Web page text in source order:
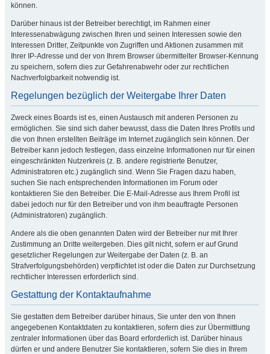
können.
Darüber hinaus ist der Betreiber berechtigt, im Rahmen einer
Interessenabwägung zwischen Ihren und seinen Interessen sowie den
Interessen Dritter, Zeitpunkte von Zugriffen und Aktionen zusammen mit
Ihrer IP-Adresse und der von Ihrem Browser übermittelter Browser-Kennung
zu speichern, sofern dies zur Gefahrenabwehr oder zur rechtlichen
Nachverfolgbarkeit notwendig ist.
Regelungen bezüglich der Weitergabe Ihrer Daten
Zweck eines Boards ist es, einen Austausch mit anderen Personen zu
ermöglichen. Sie sind sich daher bewusst, dass die Daten Ihres Profils und
die von Ihnen erstellten Beiträge im Internet zugänglich sein können. Der
Betreiber kann jedoch festlegen, dass einzelne Informationen nur für einen
eingeschränkten Nutzerkreis (z. B. andere registrierte Benutzer,
Administratoren etc.) zugänglich sind. Wenn Sie Fragen dazu haben,
suchen Sie nach entsprechenden Informationen im Forum oder
kontaktieren Sie den Betreiber. Die E-Mail-Adresse aus Ihrem Profil ist
dabei jedoch nur für den Betreiber und von ihm beauftragte Personen
(Administratoren) zugänglich.
Andere als die oben genannten Daten wird der Betreiber nur mit Ihrer
Zustimmung an Dritte weitergeben. Dies gilt nicht, sofern er auf Grund
gesetzlicher Regelungen zur Weitergabe der Daten (z. B. an
Strafverfolgungsbehörden) verpflichtet ist oder die Daten zur Durchsetzung
rechtlicher Interessen erforderlich sind.
Gestattung der Kontaktaufnahme
Sie gestatten dem Betreiber darüber hinaus, Sie unter den von Ihnen
angegebenen Kontaktdaten zu kontaktieren, sofern dies zur Übermittlung
zentraler Informationen über das Board erforderlich ist. Darüber hinaus
dürfen er und andere Benutzer Sie kontaktieren, sofern Sie dies in Ihrem